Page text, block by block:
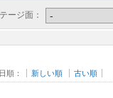
ージ面：
順： 新しい順 古い順